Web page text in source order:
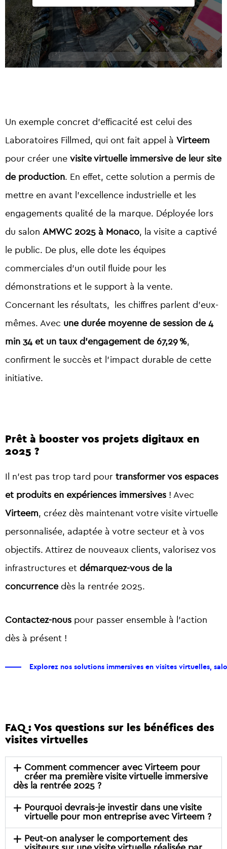
Un exemple concret d’efficacité est celui des
Laboratoires Fillmed, qui ont fait appel à Virteem
pour créer une visite virtuelle immersive de leur site
de production. En effet, cette solution a permis de
mettre en avant l’excellence industrielle et les
engagements qualité de la marque. Déployée lors
du salon AMWC 2025 à Monaco, la visite a captivé
le public. De plus, elle dote les équipes
commerciales d’un outil fluide pour les
démonstrations et le support à la vente.
Concernant les résultats, les chiffres parlent d’eux-
mêmes. Avec une durée moyenne de session de 4
min 34 et un taux d’engagement de 67,29 %,
confirment le succès et l’impact durable de cette
initiative.
Prêt à booster vos projets digitaux en
2025 ?
Il n’est pas trop tard pour transformer vos espaces
et produits en expériences immersives ! Avec
Virteem, créez dès maintenant votre visite virtuelle
personnalisée, adaptée à votre secteur et à vos
objectifs. Attirez de nouveaux clients, valorisez vos
infrastructures et démarquez-vous de la
concurrence dès la rentrée 2025.
Contactez-nous pour passer ensemble à l’action
dès à présent !
Explorez nos solutions immersives en visites virtuelles,
FAQ : Vos questions sur les bénéfices des
visites virtuelles
Comment commencer avec Virteem pour
créer ma première visite virtuelle immersive
dès la rentrée 2025 ?
Pourquoi devrais-je investir dans une visite
virtuelle pour mon entreprise avec Virteem ?
Peut-on analyser le comportement des